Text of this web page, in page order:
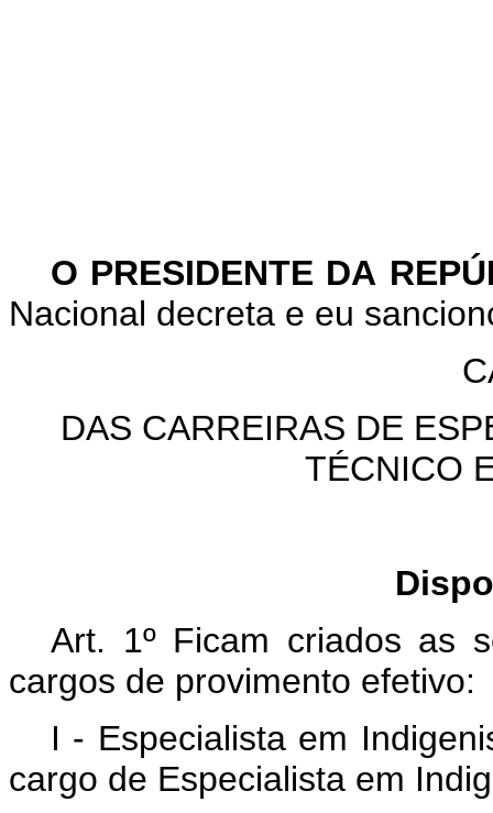
O PRESIDENTE DA
Nacional decreta e eu
DAS CARREIRAS DE
TÉCNICO
Art. 1º Ficam criados as
cargos de provimento efetivo:
I - Especialista em
cargo de Especialista em